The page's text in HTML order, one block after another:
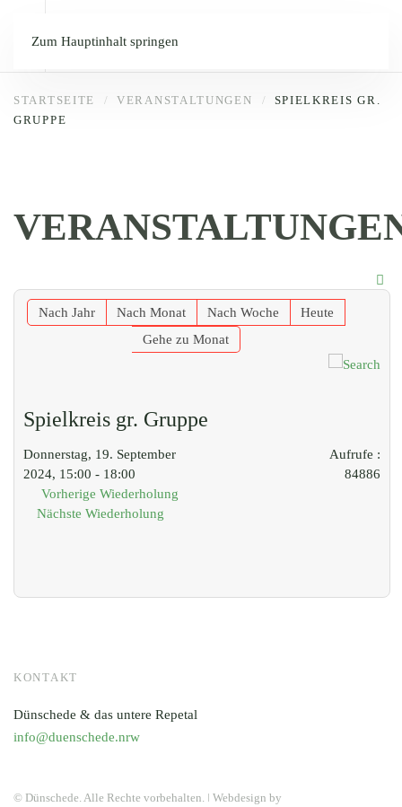
Zum Hauptinhalt springen
STARTSEITE VERANSTALTUNGEN
SPIELKREIS GR.
GRUPPE
Nach Jahr Nach Monat Nach Woche
Heute
Gehe zu Monat
Spielkreis gr. Gruppe
Donnerstag, 19. September
2024, 15:00 - 18:00
Vorherige Wiederholung
Nächste Wiederholung
Aufrufe :
84886
KONTAKT
Dünschede & das untere Repetal
info@duenschede.nrw
© Dünschede. Alle Rechte vorbehalten. ǀ Webdesign by